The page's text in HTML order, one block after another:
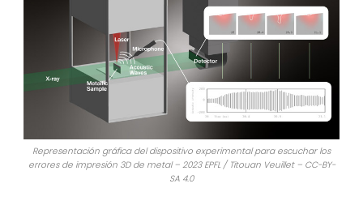
Representación gráfica del dispositivo experimental para escuchar los
errores de impresión 3D de metal – 2023 EPFL / Titouan Veuillet – CC-BY-
SA 4.0